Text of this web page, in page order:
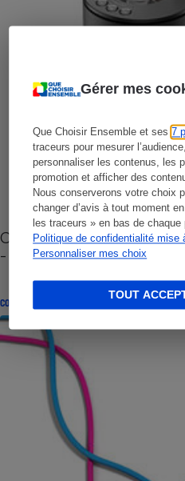
Gérer mes
Que Choisir Ensemble et ses7
traceurs pour mesurer
personnaliser les contenus, les
promotion et afficher des
Nous conserverons votre choix
changer d’avis à tout moment
les traceurs » en bas de chaque
Politique de confidentialité mise
Personnaliser mes choix
TOUT
Cafetière à capsules zéro
- Premières impressions
CONSEILS